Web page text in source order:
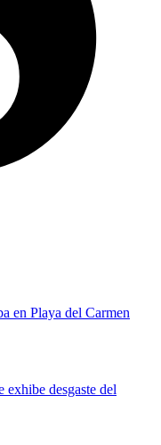
en Playa del Carmen
exhibe desgaste del